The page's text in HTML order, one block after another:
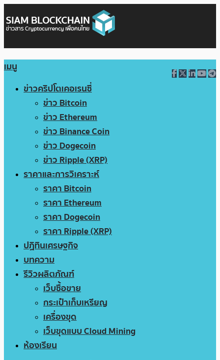
เมนู
ข่าวคริปโตเคอเรนซี่
ข่าว Bitcoin
ข่าว Ethereum
ข่าว Binance Coin
ข่าว Dogecoin
ข่าว Ripple (XRP)
ราคาและการวิเคราะห์
ราคา Bitcoin
ราคา Ethereum
ราคา Dogecoin
ราคา Ripple (XRP)
ปฏิทินเศรษฐกิจ
บทความ
รีวิวผลิตภัณฑ์
เว็บซื้อขาย
กระเป๋าเก็บเหรียญ
เครื่องขุด
เว็บขุดแบบ Cloud Mining
ห้องเรียน